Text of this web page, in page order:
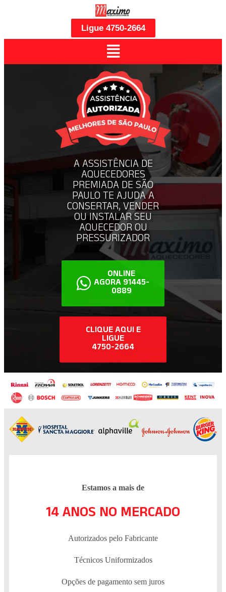
Ligue 4750-2664
A ASSISTÊNCIA DE
AQUECEDORES
PREMIADA DE SÃO
PAULO TE AJUDA A
CONSERTAR, VENDER
OU INSTALAR SEU
AQUECEDOR OU
PRESSURIZADOR
ONLINE
AGORA 91445-
0889
CLIQUE AQUI E
LIGUE
4750-2664
Estamos a mais de
14 ANOS NO MERCADO
Autorizados pelo Fabricante
Técnicos Uniformizados
Opções de pagamento sem juros